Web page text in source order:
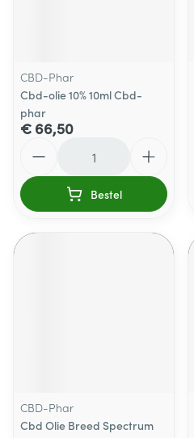
CBD-Phar
Cbd-olie 10% 10ml Cbd-
phar
€ 66,50
Bestel
CBD-Phar
Cbd Olie Breed Spectrum